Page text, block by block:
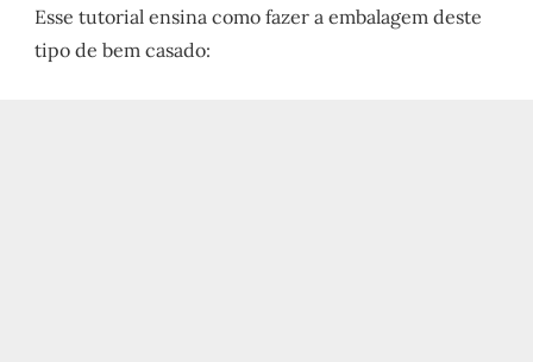
Esse tutorial ensina como fazer a embalagem deste
tipo de bem casado: